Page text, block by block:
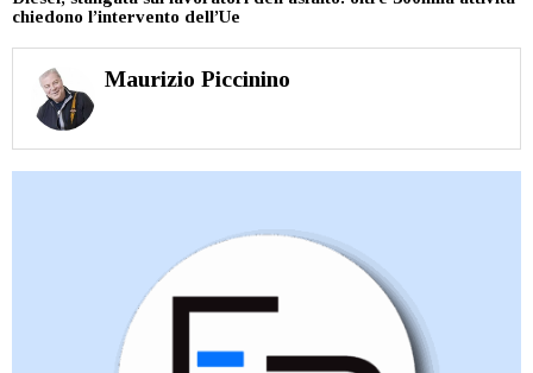
chiedono l’intervento dell’Ue
Maurizio Piccinino